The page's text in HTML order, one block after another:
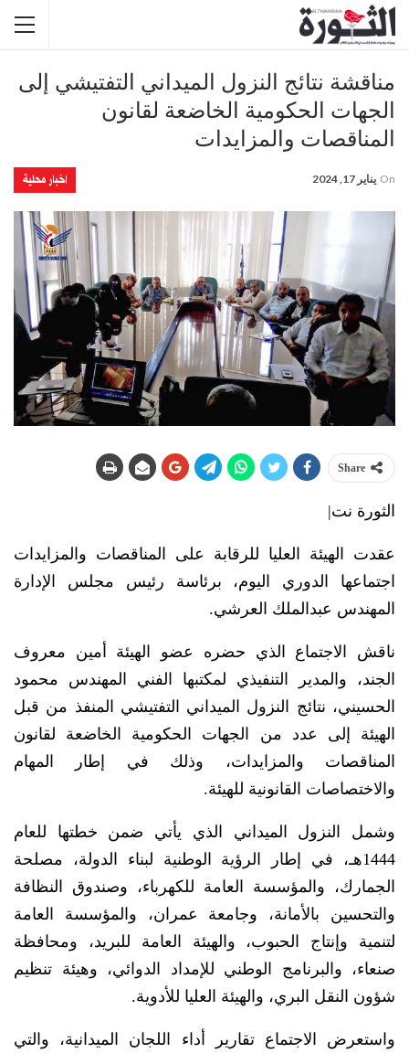
مناقشة نتائج النزول الميداني التفتيشي إلى
الجهات الحكومية الخاضعة لقانون
المناقصات والمزايدات
اخبار محلية On يناير 17, 2024
Share
الثورة نت|
عقدت الهيئة العليا للرقابة على المناقصات والمزايدات
اجتماعها الدوري اليوم، برئاسة رئيس مجلس الإدارة
المهندس عبدالملك العرشي.
ناقش الاجتماع الذي حضره عضو الهيئة أمين معروف
الجند، والمدير التنفيذي لمكتبها الفني المهندس محمود
الحسيني، نتائج النزول الميداني التفتيشي المنفذ من قبل
الهيئة إلى عدد من الجهات الحكومية الخاضعة لقانون
المناقصات والمزايدات، وذلك في إطار المهام
والاختصاصات القانونية للهيئة.
وشمل النزول الميداني الذي يأتي ضمن خطتها للعام
1444هـ، في إطار الرؤية الوطنية لبناء الدولة، مصلحة
الجمارك، والمؤسسة العامة للكهرباء، وصندوق النظافة
والتحسين بالأمانة، وجامعة عمران، والمؤسسة العامة
لتنمية وإنتاج الحبوب، والهيئة العامة للبريد، ومحافظة
صنعاء، والبرنامج الوطني للإمداد الدوائي، وهيئة تنظيم
شؤون النقل البري، والهيئة العليا للأدوية.
واستعرض الاجتماع تقارير أداء اللجان الميدانية، والتي